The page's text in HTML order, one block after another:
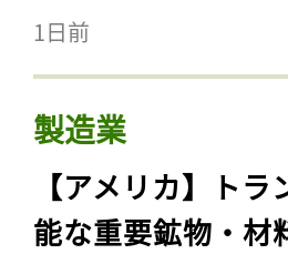
1日前
製造業
【アメリカ】ト
能な重要鉱物・材